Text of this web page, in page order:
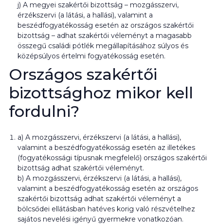
j) A megyei szakértői bizottság – mozgásszervi,
érzékszervi (a látási, a hallási), valamint a
beszédfogyatékosság esetén az országos szakértői
bizottság – adhat szakértői véleményt a magasabb
összegű családi pótlék megállapításához súlyos és
középsúlyos értelmi fogyatékosság esetén.
Országos szakértői
bizottsághoz mikor kell
fordulni?
a) A mozgásszervi, érzékszervi (a látási, a hallási),
valamint a beszédfogyatékosság esetén az illetékes
(fogyatékossági típusnak megfelelő) országos szakértői
bizottság adhat szakértői véleményt.
b) A mozgásszervi, érzékszervi (a látási, a hallási),
valamint a beszédfogyatékosság esetén az országos
szakértői bizottság adhat szakértői véleményt a
bölcsődei ellátásban hatéves korig való részvételhez
sajátos nevelési igényű gyermekre vonatkozóan.